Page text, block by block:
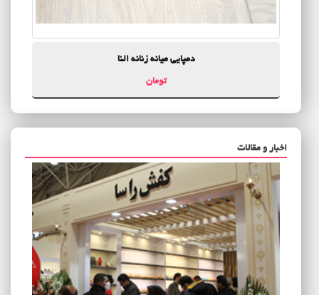
دمپایی میانه زنانه النا
تومان
اخبار و مقالات